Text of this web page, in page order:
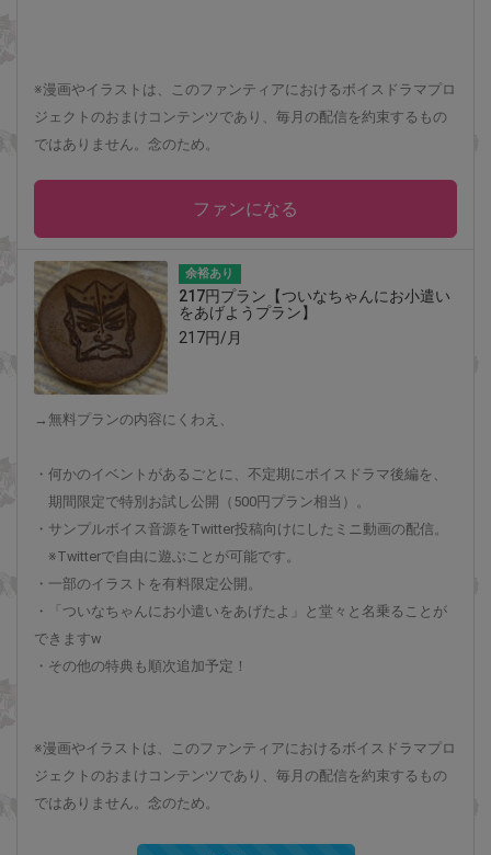
※漫画やイラストは、このファンティアにおけるボイスドラマプロ
ジェクトのおまけコンテンツであり、毎月の配信を約束するもの
ではありません。念のため。
ファンになる
余裕あり
217円プラン【ついなちゃんにお小遣い
をあげようプラン】
217円/月
→無料プランの内容にくわえ、
・何かのイベントがあるごとに、不定期にボイスドラマ後編を、
期間限定で特別お試し公開（500円プラン相当）。
・サンプルボイス音源をTwitter投稿向けにしたミニ動画の配信。
※Twitterで自由に遊ぶことが可能です。
・一部のイラストを有料限定公開。
・「ついなちゃんにお小遣いをあげたよ」と堂々と名乗ることが
できますw
・その他の特典も順次追加予定！
※漫画やイラストは、このファンティアにおけるボイスドラマプロ
ジェクトのおまけコンテンツであり、毎月の配信を約束するもの
ではありません。念のため。